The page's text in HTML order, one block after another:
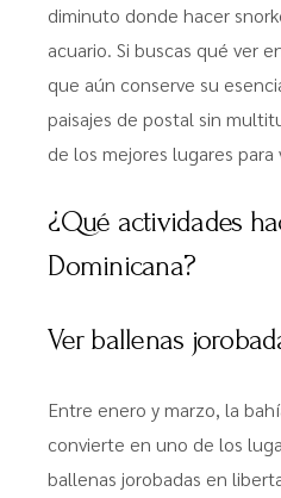
diminuto donde hacer
acuario. Si buscas qué ver
que aún conserve su
paisajes de postal sin
de los mejores lugares para
¿Qué actividades
Dominicana?
Ver ballenas
Entre enero y marzo, la
convierte en uno de los
ballenas jorobadas en